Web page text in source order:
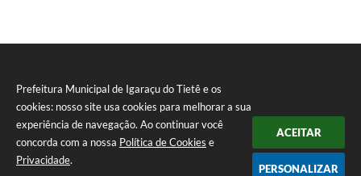
Prefeitura Municipal de Igaraçu do Tietê e os
cookies: nosso site usa cookies para melhorar a sua
experiência de navegação. Ao continuar você
concorda com a nossa Política de Cookies e
Privacidade.
ACEITAR
PERSONALIZAR